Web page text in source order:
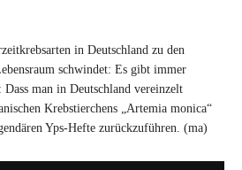
in Deutschland zu den
schwindet: Es gibt immer
man in Deutschland vereinzelt
Krebstierchens „Artemia monica“
Yps-Hefte zurückzuführen. (ma)